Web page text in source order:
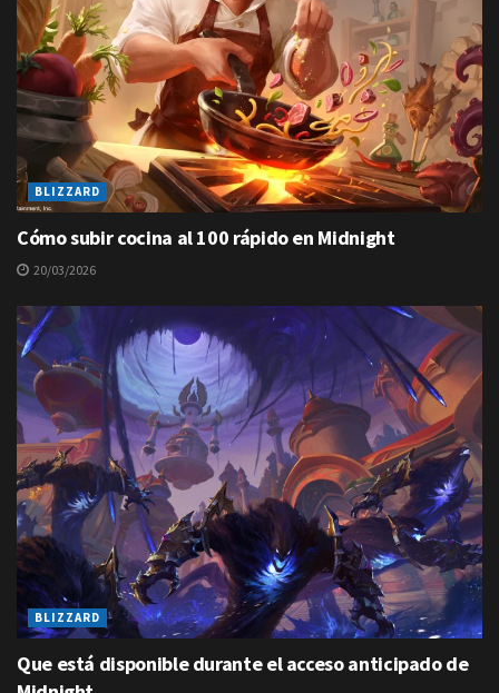
BLIZZARD
Cómo subir cocina al 100 rápido en Midnight
20/03/2026
BLIZZARD
Que está disponible durante el acceso anticipado de